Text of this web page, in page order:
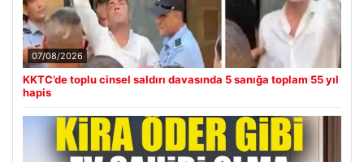
07/08/2026
KKTC’de toplu cinsel saldırı davasında 5 sanığa toplam 55 yıl
hapis